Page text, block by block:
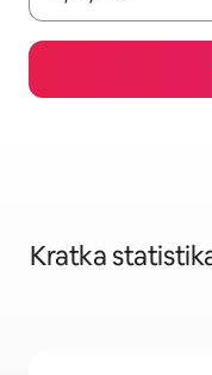
Kratka